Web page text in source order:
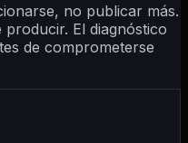
no publicar más.
El diagnóstico
de comprometerse